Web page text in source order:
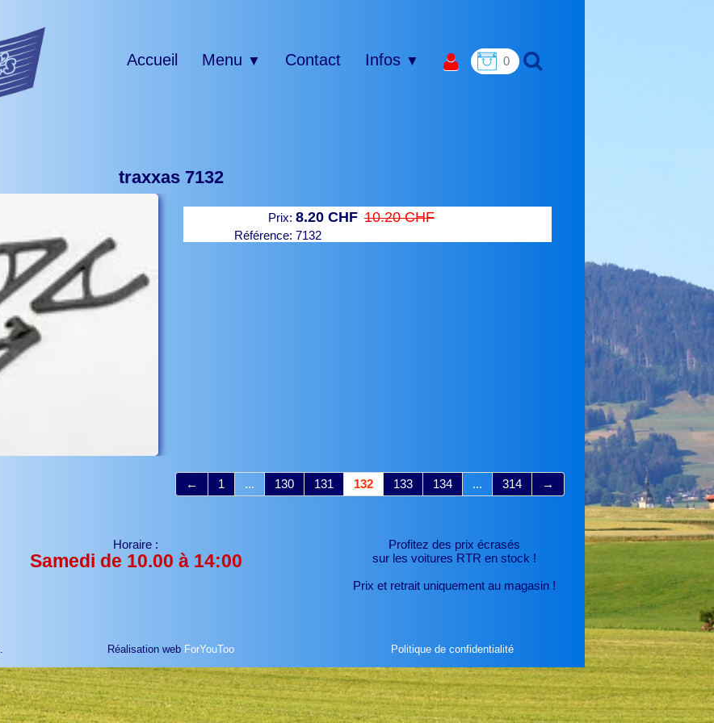
Accueil Menu ▼ Contact Infos ▼ 0
traxxas 7132
Prix: 8.20 CHF 10.20 CHF
Référence: 7132
← 1 ... 130 131 132 133 134 ... 314 →
Horaire :
Samedi de 10.00 à 14:00
Profitez des prix écrasés
sur les voitures RTR en stock !
Prix et retrait uniquement au magasin !
Réalisation web ForYouToo Politique de confidentialité